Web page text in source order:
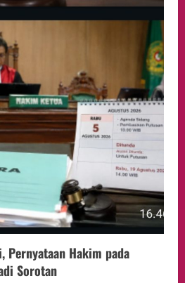
Pernyataan Hakim pada
Sorotan